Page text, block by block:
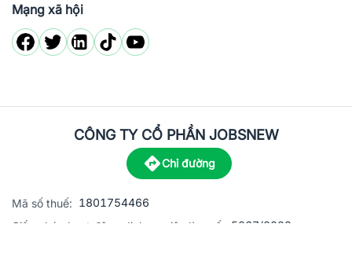
Mạng xã hội
CÔNG TY CỔ PHẦN JOBSNEW
Chỉ đường
Mã số thuế: 1801754466
Giấy phép hoạt động dịch vụ việc làm số:
5867/2023